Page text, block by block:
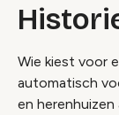
Wie kiest voor
automatisch
en herenhuizen